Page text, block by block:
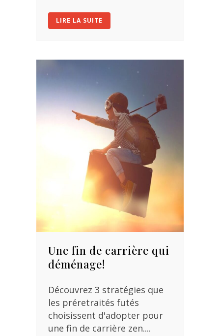
LIRE LA SUITE
Une fin de carrière qui
déménage!
Découvrez 3 stratégies que
les préretraités futés
choisissent d'adopter pour
une fin de carrière zen....